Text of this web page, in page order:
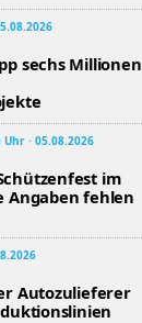
sechs Millionen
· 05.08.2026
im
Angaben fehlen
Autozulieferer